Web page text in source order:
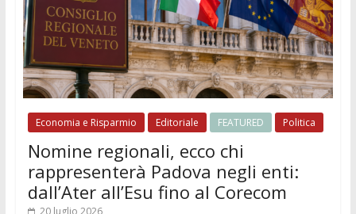
Economia e Risparmio Editoriale FEATURED Politica
Nomine regionali, ecco chi
rappresenterà Padova negli enti:
dall’Ater all’Esu fino al Corecom